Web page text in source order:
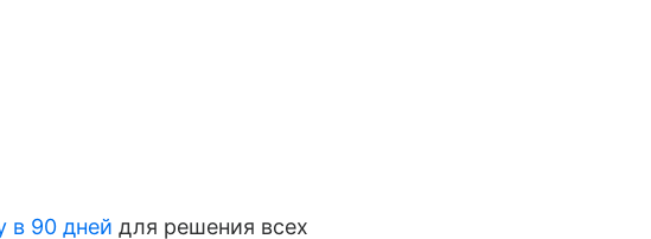
в 90 дней для решения всех